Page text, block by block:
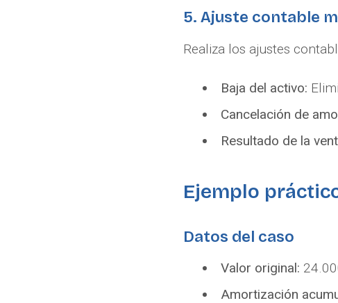
5. Ajuste contable
Realiza los ajustes
Baja del activo:
Cancelación de
Resultado de la
Ejemplo
Datos del caso
Valor original:
Amortización